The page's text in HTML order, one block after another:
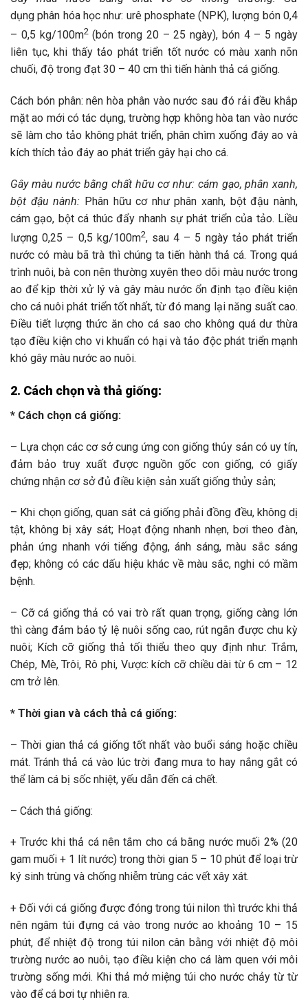
dụng phân hóa học như: urê phosphate (NPK), lượng bón 0,4
– 0,5 kg/100m2(bón trong 20 – 25 ngày), bón 4 – 5 ngày
liên tục, khi thấy tảo phát triển tốt nước có màu xanh nõn
chuối, độ trong đạt 30 – 40 cm thì tiến hành thả cá giống.
Cách bón phân: nên hòa phân vào nước sau đó rải đều khắp
mặt ao mới có tác dụng, trường hợp không hòa tan vào nước
sẽ làm cho tảo không phát triển, phân chìm xuống đáy ao và
kích thích tảo đáy ao phát triển gây hại cho cá.
Gây màu nước bằng chất hữu cơ như: cám gạo, phân xanh,
bột đậu nành: Phân hữu cơ như phân xanh, bột đậu nành,
cám gạo, bột cá thúc đẩy nhanh sự phát triển của tảo. Liều
lượng 0,25 – 0,5 kg/100m2, sau 4 – 5 ngày tảo phát triển
nước có màu bã trà thì chúng ta tiến hành thả cá. Trong quá
trình nuôi, bà con nên thường xuyên theo dõi màu nước trong
ao để kịp thời xử lý và gây màu nước ổn định tạo điều kiện
cho cá nuôi phát triển tốt nhất, từ đó mang lại năng suất cao.
Điều tiết lượng thức ăn cho cá sao cho không quá dư thừa
tạo điều kiện cho vi khuẩn có hại và tảo độc phát triển mạnh
khó gây màu nước ao nuôi.
2. Cách chọn và thả giống:
* Cách chọn cá giống:
– Lựa chọn các cơ sở cung ứng con giống thủy sản có uy tín,
đảm bảo truy xuất được nguồn gốc con giống, có giấy
chứng nhận cơ sở đủ điều kiện sản xuất giống thủy sản;
– Khi chọn giống, quan sát cá giống phải đồng đều, không dị
tật, không bị xây sát; Hoạt động nhanh nhẹn, bơi theo đàn,
phản ứng nhanh với tiếng động, ánh sáng, màu sắc sáng
đẹp; không có các dấu hiệu khác về màu sắc, nghi có mầm
bệnh.
– Cỡ cá giống thả có vai trò rất quan trọng, giống càng lớn
thì càng đảm bảo tỷ lệ nuôi sống cao, rút ngắn được chu kỳ
nuôi; Kích cỡ giống thả tối thiểu theo quy định như: Trắm,
Chép, Mè, Trôi, Rô phi, Vược: kích cỡ chiều dài từ 6 cm – 12
cm trở lên.
* Thời gian và cách thả cá giống:
– Thời gian thả cá giống tốt nhất vào buổi sáng hoặc chiều
mát. Tránh thả cá vào lúc trời đang mưa to hay nắng gắt có
thể làm cá bị sốc nhiệt, yếu dẫn đến cá chết.
– Cách thả giống:
+ Trước khi thả cá nên tắm cho cá bằng nước muối 2% (20
gam muối + 1 lít nước) trong thời gian 5 – 10 phút để loại trừ
ký sinh trùng và chống nhiễm trùng các vết xây xát.
+ Đối với cá giống được đóng trong túi nilon thì trước khi thả
nên ngâm túi đựng cá vào trong nước ao khoảng 10 – 15
phút, để nhiệt độ trong túi nilon cân bằng với nhiệt độ môi
trường nước ao nuôi, tạo điều kiện cho cá làm quen với môi
trường sống mới. Khi thả mở miệng túi cho nước chảy từ từ
vào để cá bơi tự nhiên ra.